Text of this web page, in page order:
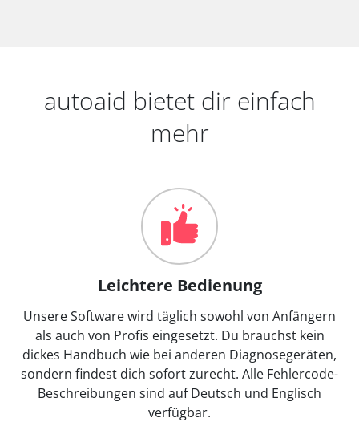
autoaid bietet dir einfach
mehr
Leichtere Bedienung
Unsere Software wird täglich sowohl von Anfängern
als auch von Profis eingesetzt. Du brauchst kein
dickes Handbuch wie bei anderen Diagnosegeräten,
sondern findest dich sofort zurecht. Alle Fehlercode-
Beschreibungen sind auf Deutsch und Englisch
verfügbar.